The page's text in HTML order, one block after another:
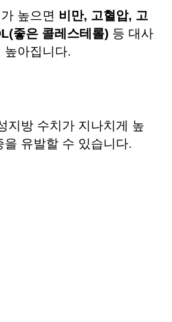
높으면 비만, 고혈압, 고
좋은 콜레스테롤) 등 대사
아집니다.
지방 수치가 지나치게 높
유발할 수 있습니다.